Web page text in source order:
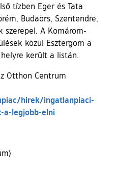
tízben Eger és Tata
Budaörs, Szentendre,
szerepel. A Komárom-
közül Esztergom a
helyre került a listán.
Otthon Centrum
hirek/ingatlanpiaci-
a-legjobb-elni